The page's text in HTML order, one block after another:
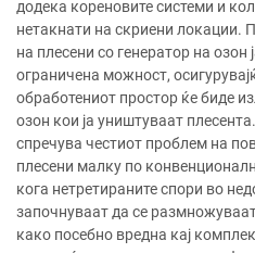
додека кореновите системи и
нетакнати на скриени локации.
на плесени со генератор на озон
ограничена можност,
обработениот простор ќе биде
озон кои ја уништуваат
спречува честиот проблем на
плесени малку по
кога нетретираните спори во
започнуваат да се
како посебно вредна кај